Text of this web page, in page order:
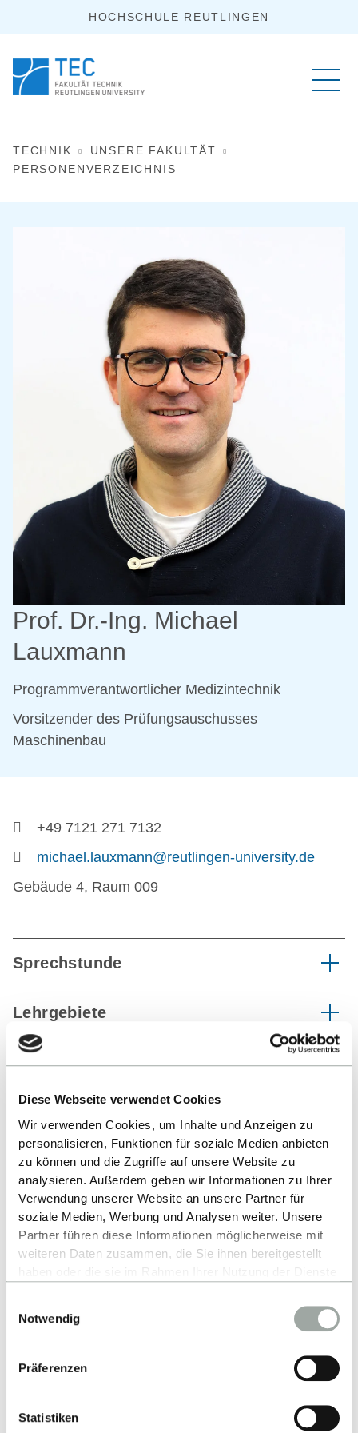
Diese Webseite verwendet Cookies
Wir verwenden Cookies, um Inhalte und Anzeigen zu
personalisieren, Funktionen für soziale Medien anbieten
zu können und die Zugriffe auf unsere Website zu
analysieren. Außerdem geben wir Informationen zu Ihrer
Verwendung unserer Website an unsere Partner für
soziale Medien, Werbung und Analysen weiter. Unsere
Partner führen diese Informationen möglicherweise mit
weiteren Daten zusammen, die Sie ihnen bereitgestellt
Alles zum Thema Cookies und personenbezogene
Datenverarbeitung entnehmen Sie unserer
Notwendig
Präferenzen
Statistiken
HOCHSCHULE REUTLINGEN
TECHNIK
UNSERE FAKULTÄT
PERSONENVERZEICHNIS
Prof. Dr.-Ing. Michael
Lauxmann
Programmverantwortlicher Medizintechnik
Vorsitzender des Prüfungsauschusses
Maschinenbau
+49 7121 271 7132
michael.lauxmann@reutlingen-university.de
Gebäude 4, Raum 009
Sprechstunde
Lehrgebiete
Forschungsthemen
ZURÜCK ZUR LISTE